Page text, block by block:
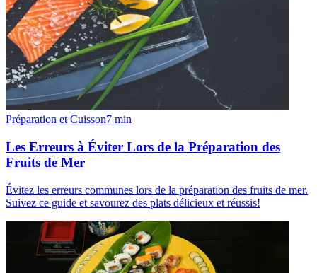
Préparation et Cuisson7 min
Les Erreurs à Éviter Lors de la Préparation des
Fruits de Mer
Évitez les erreurs communes lors de la préparation des fruits de mer.
Suivez ce guide et savourez des plats délicieux et réussis!